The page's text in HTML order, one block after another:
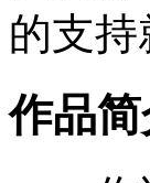
的支
作品